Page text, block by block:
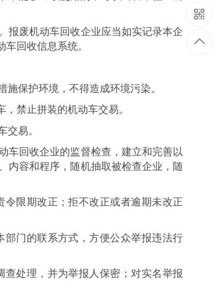
报废机动车回收企业应当如实记录本企
回收信息系统。
保护环境，不得造成环境污染。
禁止拼装的机动车交易。
交易。
车回收企业的监督检查，建立和完善以
内容和程序，随机抽取被检查企业，随
限期改正；拒不改正或者逾期未改正
门的联系方式，方便公众举报违法行
处理，并为举报人保密；对实名举报